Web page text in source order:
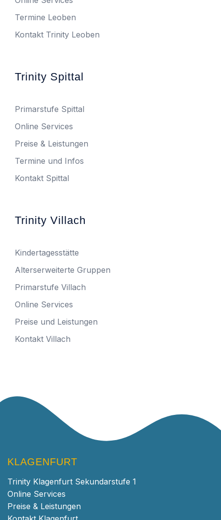
Termine Leoben
Kontakt Trinity Leoben
Trinity Spittal
Primarstufe Spittal
Online Services
Preise & Leistungen
Termine und Infos
Kontakt Spittal
Trinity Villach
Kindertagesstätte
Alterserweiterte Gruppen
Primarstufe Villach
Online Services
Preise und Leistungen
Kontakt Villach
KLAGENFURT
Trinity Klagenfurt Sekundarstufe 1
Online Services
Preise & Leistungen